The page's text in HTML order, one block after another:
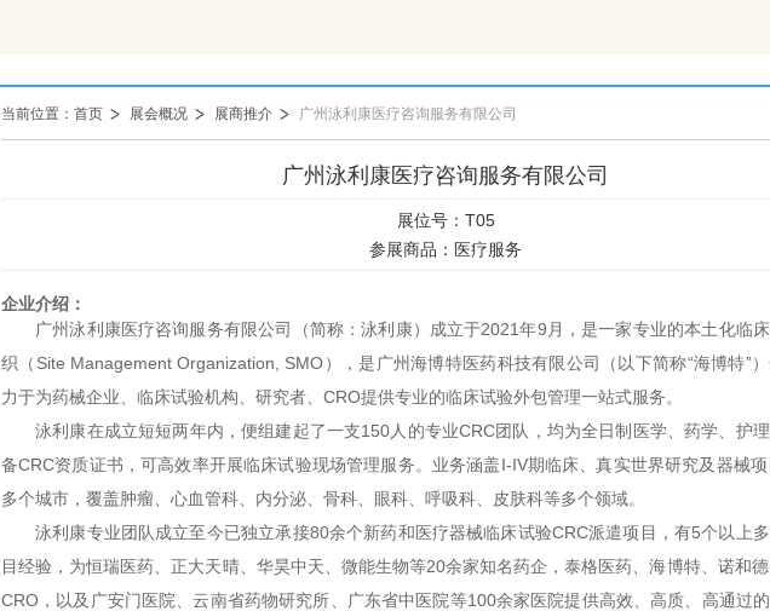
当前位置：首页 展会概况 展商推介 广州泳利康医疗咨询服务有限公司
广州泳利康医疗咨询服务有限公司
展位号：T05
参展商品：医疗服务
企业介绍：
广州泳利康医疗咨询服务有限公司（简称：泳利康）成立于2021年9月，是一家专业的本土化临
织（Site Management Organization, SMO），是广州海博特医药科技有限公司（以下简称“海博特”
力于为药械企业、临床试验机构、研究者、CRO提供专业的临床试验外包管理一站式服务。
泳利康在成立短短两年内，便组建起了一支150人的专业CRC团队，均为全日制医学、药学、护
备CRC资质证书，可高效率开展临床试验现场管理服务。业务涵盖I-IV期临床、真实世界研究及器械
多个城市，覆盖肿瘤、心血管科、内分泌、骨科、眼科、呼吸科、皮肤科等多个领域。
泳利康专业团队成立至今已独立承接80余个新药和医疗器械临床试验CRC派遣项目，有5个以上
目经验，为恒瑞医药、正大天晴、华昊中天、微能生物等20余家知名药企，泰格医药、海博特、诺和
CRO，以及广安门医院、云南省药物研究所、广东省中医院等100余家医院提供高效、高质、高通过